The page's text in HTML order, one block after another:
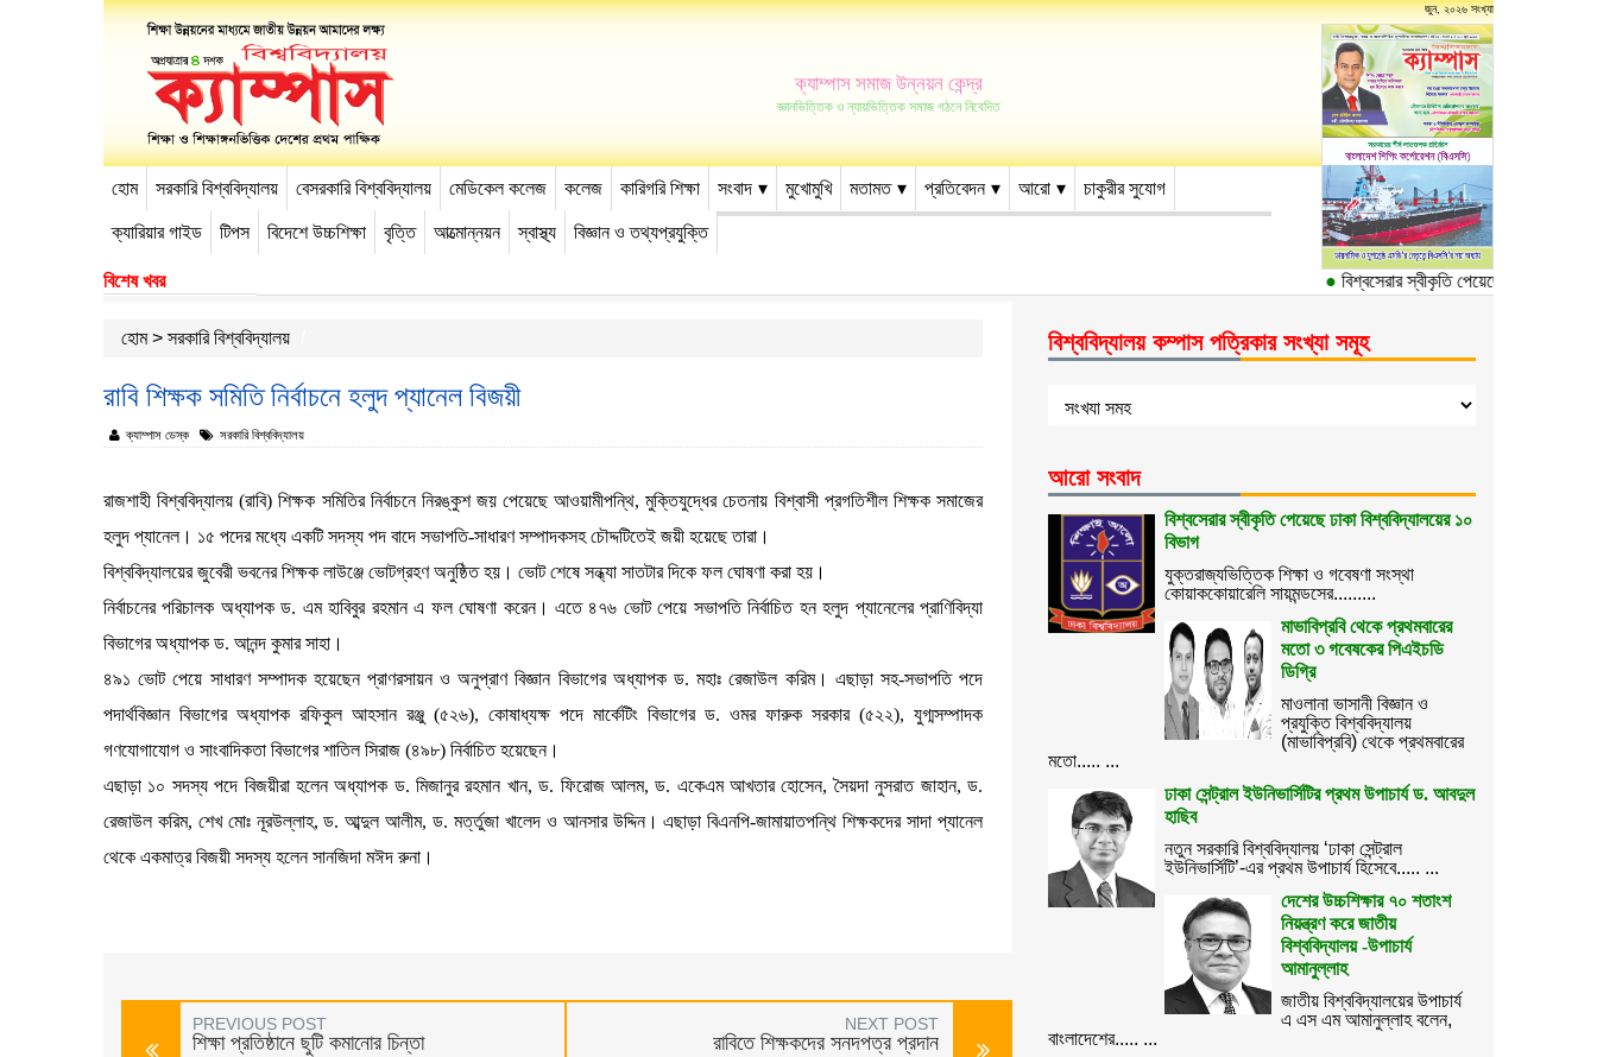
ক্যাম্পাস সমাজ উন্নয়ন কেন্দ্র
জ্ঞানভিত্তিক ও ন্যায়ভিত্তিক সমাজ গঠনে নিবেদিত
জুন, ২০২৬ সংখ্যা
হোম সরকারি বিশ্ববিদ্যালয় বেসরকারি বিশ্ববিদ্যালয় মেডিকেল কলেজ কলেজ কারিগরি শিক্ষা সংবাদ মুখোমুখি মতামত প্রতিবেদন আরো চাকুরীর সুযোগ
ক্যারিয়ার গাইড টিপস বিদেশে উচ্চশিক্ষা বৃত্তি আত্মোন্নয়ন স্বাস্থ্য বিজ্ঞান ও তথ্যপ্রযুক্তি
-->
বিশেষ খবর বিশ্বসেরার স্বীকৃতি পেয়েছে ঢাকা
হোম> সরকারি বিশ্ববিদ্যালয়
রাবি শিক্ষক সমিতি নির্বাচনে হলুদ প্যানেল বিজয়ী
ক্যাম্পাস ডেস্ক সরকারি বিশ্ববিদ্যালয়
রাজশাহী বিশ্ববিদ্যালয় (রাবি) শিক্ষক সমিতির নির্বাচনে নিরঙ্কুশ জয় পেয়েছে আওয়ামীপন্থি, মুক্তিযুদ্ধের চেতনায় বিশ্বাসী প্রগতিশীল শিক্ষক সমাজের
হলুদ প্যানেল। ১৫ পদের মধ্যে একটি সদস্য পদ বাদে সভাপতি-সাধারণ সম্পাদকসহ চৌদ্দটিতেই জয়ী হয়েছে তারা।
বিশ্ববিদ্যালয়ের জুবেরী ভবনের শিক্ষক লাউঞ্জে ভোটগ্রহণ অনুষ্ঠিত হয়। ভোট শেষে সন্ধ্যা সাতটার দিকে ফল ঘোষণা করা হয়।
নির্বাচনের পরিচালক অধ্যাপক ড. এম হাবিবুর রহমান এ ফল ঘোষণা করেন। এতে ৪৭৬ ভোট পেয়ে সভাপতি নির্বাচিত হন হলুদ প্যানেলের প্রাণিবিদ্যা
বিভাগের অধ্যাপক ড. আনন্দ কুমার সাহা।
৪৯১ ভোট পেয়ে সাধারণ সম্পাদক হয়েছেন প্রাণরসায়ন ও অনুপ্রাণ বিজ্ঞান বিভাগের অধ্যাপক ড. মহাঃ রেজাউল করিম। এছাড়া সহ-সভাপতি পদে
পদার্থবিজ্ঞান বিভাগের অধ্যাপক রফিকুল আহসান রঞ্জু (৫২৬), কোষাধ্যক্ষ পদে মার্কেটিং বিভাগের ড. ওমর ফারুক সরকার (৫২২), যুগ্মসম্পাদক
গণযোগাযোগ ও সাংবাদিকতা বিভাগের শাতিল সিরাজ (৪৯৮) নির্বাচিত হয়েছেন।
এছাড়া ১০ সদস্য পদে বিজয়ীরা হলেন অধ্যাপক ড. মিজানুর রহমান খান, ড. ফিরোজ আলম, ড. একেএম আখতার হোসেন, সৈয়দা নুসরাত জাহান, ড.
রেজাউল করিম, শেখ মোঃ নূরউল্লাহ, ড. আব্দুল আলীম, ড. মর্ত্তুজা খালেদ ও আনসার উদ্দিন। এছাড়া বিএনপি-জামায়াতপন্থি শিক্ষকদের সাদা প্যানেল
থেকে একমাত্র বিজয়ী সদস্য হলেন সানজিদা মঈদ রুনা।
PREVIOUS POST
শিক্ষা প্রতিষ্ঠানে ছুটি কমানোর চিন্তা
NEXT POST
রাবিতে শিক্ষকদের সনদপত্র প্রদান
বিশ্ববিদ্যালয় কম্পাস পত্রিকার সংখ্যা সমূহ
আরো সংবাদ
বিশ্বসেরার স্বীকৃতি পেয়েছে ঢাকা বিশ্ববিদ্যালয়ের ১০
বিভাগ
যুক্তরাজ্যভিত্তিক শিক্ষা ও গবেষণা সংস্থা
কোয়াককোয়ারেলি সায়মন্ডসের.........
মাভাবিপ্রবি থেকে প্রথমবারের
মতো ৩ গবেষকের পিএইচডি
ডিগ্রি
মাওলানা ভাসানী বিজ্ঞান ও
প্রযুক্তি বিশ্ববিদ্যালয়
(মাভাবিপ্রবি) থেকে প্রথমবারের
মতো..... ...
ঢাকা সেন্ট্রাল ইউনিভার্সিটির প্রথম উপাচার্য ড. আবদুল
হাছিব
নতুন সরকারি বিশ্ববিদ্যালয় ‘ঢাকা সেন্ট্রাল
ইউনিভার্সিটি’-এর প্রথম উপাচার্য হিসেবে..... ...
দেশের উচ্চশিক্ষার ৭০ শতাংশ
নিয়ন্ত্রণ করে জাতীয়
বিশ্ববিদ্যালয় -উপাচার্য
আমানুল্লাহ
জাতীয় বিশ্ববিদ্যালয়ের উপাচার্য
এ এস এম আমানুল্লাহ বলেন,
বাংলাদেশের..... ...